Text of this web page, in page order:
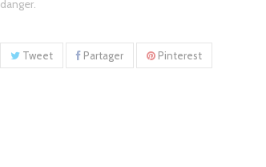
danger.
Tweet Partager Pinterest